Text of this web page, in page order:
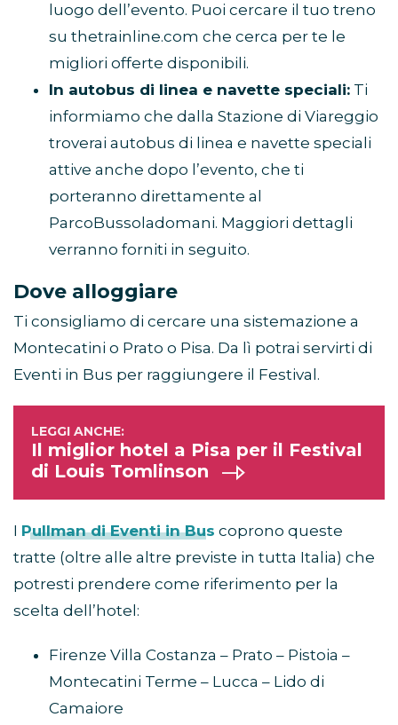
luogo dell’evento. Puoi cercare il tuo treno
su thetrainline.com che cerca per te le
migliori offerte disponibili.
In autobus di linea e navette speciali: Ti
informiamo che dalla Stazione di Viareggio
troverai autobus di linea e navette speciali
attive anche dopo l’evento, che ti
porteranno direttamente al
ParcoBussoladomani. Maggiori dettagli
verranno forniti in seguito.
Dove alloggiare
Ti consigliamo di cercare una sistemazione a
Montecatini o Prato o Pisa. Da lì potrai servirti di
Eventi in Bus per raggiungere il Festival.
Il miglior hotel a Pisa per il Festival
di Louis Tomlinson
I Pullman di Eventi in Bus coprono queste
tratte (oltre alle altre previste in tutta Italia) che
potresti prendere come riferimento per la
scelta dell’hotel:
Firenze Villa Costanza – Prato – Pistoia –
Montecatini Terme – Lucca – Lido di
Camaiore